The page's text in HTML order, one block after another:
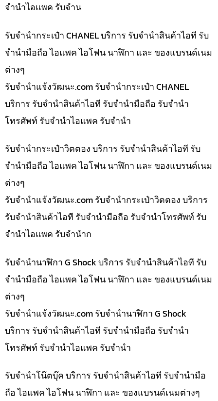
จำนำไอแพค รับจำน
รับจำนำกระเป๋า CHANEL บริการ รับจำนำสินค้าไอที รับ
จำนำมือถือ ไอแพค ไอโฟน นาฬิกา และ ของแบรนด์เนม
ต่างๆ
รับจํานําแจ้งวัฒนะ.com รับจำนำกระเป๋า CHANEL
บริการ รับจำนำสินค้าไอที รับจำนำมือถือ รับจำนำ
โทรศัพท์ รับจำนำไอแพค รับจำนำ
รับจำนำกระเป๋าวิตตอง บริการ รับจำนำสินค้าไอที รับ
จำนำมือถือ ไอแพค ไอโฟน นาฬิกา และ ของแบรนด์เนม
ต่างๆ
รับจํานําแจ้งวัฒนะ.com รับจำนำกระเป๋าวิตตอง บริการ
รับจำนำสินค้าไอที รับจำนำมือถือ รับจำนำโทรศัพท์ รับ
จำนำไอแพค รับจำนำก
รับจำนำนาฬิกา G Shock บริการ รับจำนำสินค้าไอที รับ
จำนำมือถือ ไอแพค ไอโฟน นาฬิกา และ ของแบรนด์เนม
ต่างๆ
รับจํานําแจ้งวัฒนะ.com รับจำนำนาฬิกา G Shock
บริการ รับจำนำสินค้าไอที รับจำนำมือถือ รับจำนำ
โทรศัพท์ รับจำนำไอแพค รับจำนำ
รับจำนำโน๊ตบุ๊ค บริการ รับจำนำสินค้าไอที รับจำนำมือ
ถือ ไอแพค ไอโฟน นาฬิกา และ ของแบรนด์เนมต่างๆ